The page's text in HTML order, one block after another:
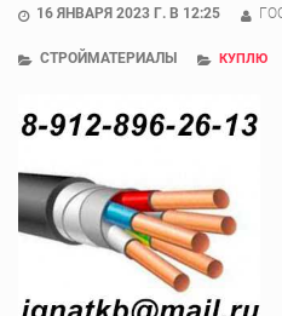
16 ЯНВАРЯ 2023 Г. В 12:25
СТРОЙМАТЕРИАЛЫ КУПЛЮ